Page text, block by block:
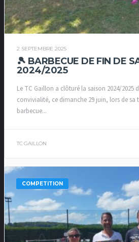
2 SEPTEMBRE 2025
🎾 BARBECUE DE FIN DE
2024/2025
Le TC Gaillon a clôturé la saison 2024/2025
convivialité, ce dimanche 29 juin, lors de
barbecue...
TC GAILLON
COMPETITION